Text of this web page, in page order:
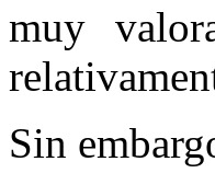
muy
Sin